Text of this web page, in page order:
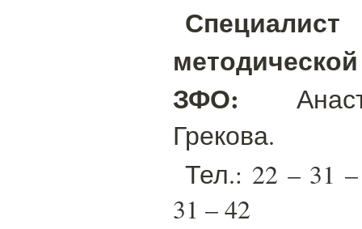
ЗФО:
Грекова.
Тел.: 22 – 31
31 – 42